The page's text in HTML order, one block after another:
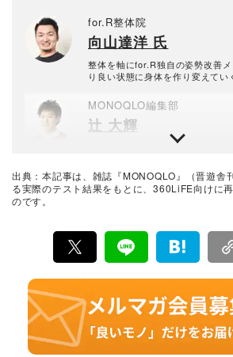
雑誌など多くのメディアで監修を
for.R整体院
向山達洋 氏
整体を軸にfor.R独自の姿勢改善
り良い状態に身体を作り変えてい
持できる身体作りもサポートして
MONOQLO編集部
辻 大輝
海外登山が趣味ということもあり
る。得意分野は日用雑貨からア
ービスまでさまざま。動物大好き
最新の良いモノおすすめベ
『MONOQLO（モノクロ）』は
毎月19日に発行されている「広
& おすすめ情報メディア。創刊以
生活用品や家具、ガジェット、食
家にも協力を仰ぎ、編集部と社
較・検証・評価してきました。テ
に良いモノ」だけを厳選して紹介
中心に、11名以上の編集体制で日
行っています。
出典：本記事は、雑誌『MONOQLO』（晋遊舎
る実際のテスト結果をもとに、360LiFE向けに
のです。